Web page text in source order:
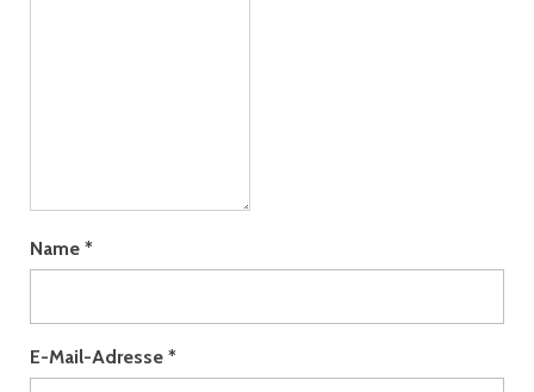
Name *
E-Mail-Adresse *